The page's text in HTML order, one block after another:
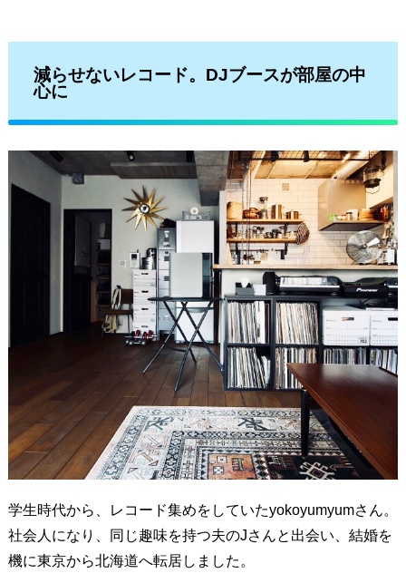
減らせないレコード。DJブースが部屋の中
心に
学生時代から、レコード集めをしていたyokoyumyumさん。
社会人になり、同じ趣味を持つ夫のJさんと出会い、結婚を
機に東京から北海道へ転居しました。